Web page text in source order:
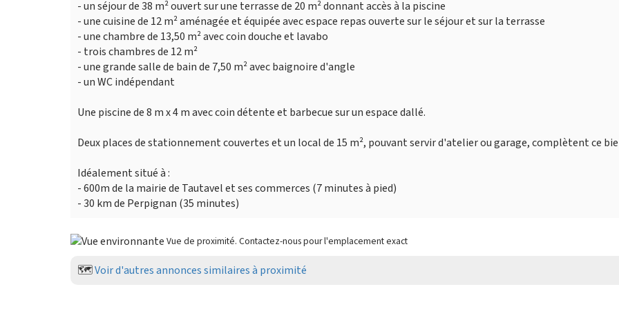
- un séjour de 38 m² ouvert sur une terrasse de 20 m² donnant accès à la piscine
- une cuisine de 12 m² aménagée et équipée avec espace repas ouverte sur le séjour et sur la terrasse
- une chambre de 13,50 m² avec coin douche et lavabo
- trois chambres de 12 m²
- une grande salle de bain de 7,50 m² avec baignoire d'angle
- un WC indépendant
Une piscine de 8 m x 4 m avec coin détente et barbecue sur un espace dallé.
Deux places de stationnement couvertes et un local de 15 m², pouvant servir d'atelier ou garage, complètent ce
Idéalement situé à :
- 600m de la mairie de Tautavel et ses commerces (7 minutes à pied)
- 30 km de Perpignan (35 minutes)
Vue de proximité. Contactez-nous pour l'emplacement exact
🗺️Voir d'autres annonces similaires à proximité